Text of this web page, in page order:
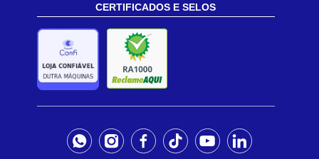
CERTIFICADOS E SELOS